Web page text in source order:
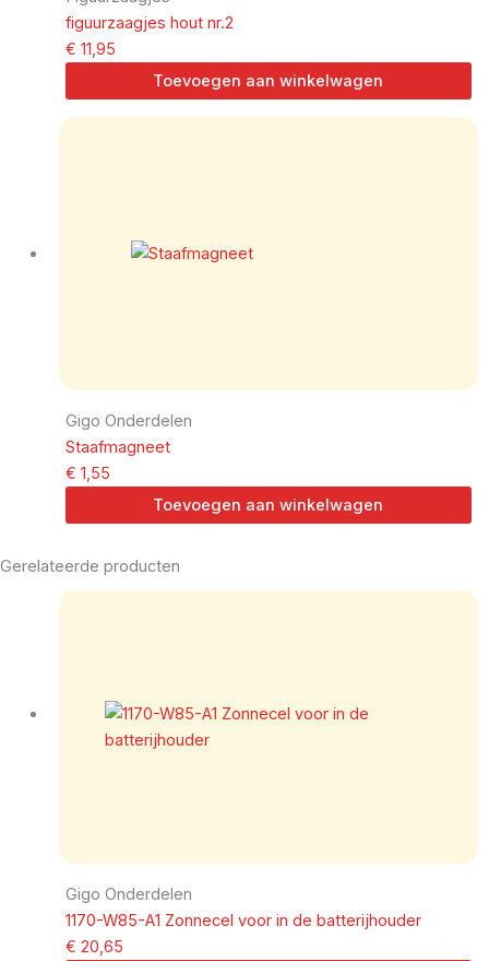
figuurzaagjes hout nr.2
€ 11,95
Toevoegen aan winkelwagen
Gigo Onderdelen
Staafmagneet
€ 1,55
Toevoegen aan winkelwagen
Gerelateerde producten
Gigo Onderdelen
1170-W85-A1 Zonnecel voor in de batterijhouder
€ 20,65